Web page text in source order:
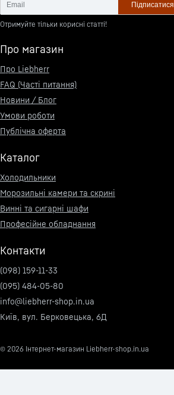
Підписатися
Отримуйте тільки корисні статті!
Про магазин
Про Liebherr
FAQ (Часті питання)
Новини / Блог
Умови роботи
Публічна оферта
Каталог
Холодильники
Морозильні камери та скрині
Винні та сигарні шафи
Професійне обладнання
Контакти
(098) 159-11-33
(095) 484-05-80
info@liebherr-shop.in.ua
Київ, вул. Берковецька, 6Д
© 2026 Інтернет-магазин Liebherr-shop.in.ua